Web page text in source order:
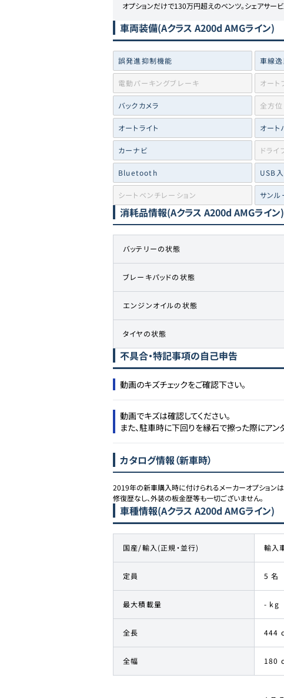
オプションだけで130万円超えのベンツ。シェアサー
車両装備(Aクラス A200d AMGライン)
誤発進抑制機能 車線
電動パーキングブレーキ オート
バックカメラ 全方位
オートライト オート
カーナビ ドラ
Bluetooth USB
シートベンチレーション サンル
消耗品情報(Aクラス A200d AMGライン)
バッテリーの状態
ブレーキパッドの状態
エンジンオイルの状態
タイヤの状態
不具合・特記事項の自己申告
動画のキズチェックをご確認下さい。
動画でキズは確認してください。
また、駐車時に下回りを縁石で擦った際にア
カタログ情報（新車時）
2019年の新車購入時に付けられるメーカーオプションは
車種情報(Aクラス A200d AMGライン)
国産/輸入(正規・並行) 輸入
定員 5 名
最大積載量 - kg
全長 444
全幅 180